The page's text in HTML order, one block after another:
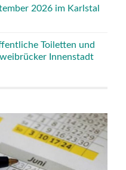
2026 im Karlstal
Toiletten und
Innenstadt